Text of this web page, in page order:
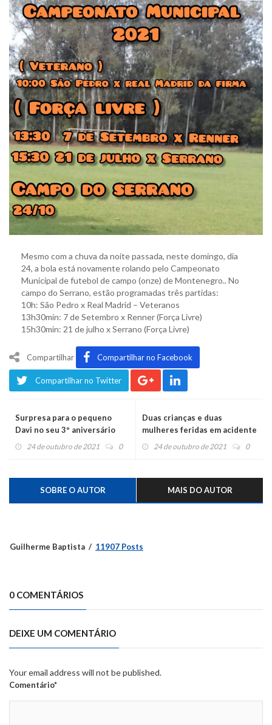
Mesmo com a chuva da noite passada, neste domingo, dia
24, a bola está novamente rolando pelo Campeonato
Municipal de futebol de campo (onze) de Montenegro.. No
campo do Serrano, estão programadas três partidas:
10h: São Pedro x Real Madrid – Veteranos
13h30min: 7 de Setembro x Renner (Força Livre)
15h30min: 21 de julho x Serrano (Força Livre)
Compartilhar Compartilhar no Facebook
Compartilhar no Twitter
Surpresa para o pequeno
Davi no seu 3º aniversário
24 de outubro de 2021 0
Duas crianças e duas
mulheres feridas em acidente
entre três carros na BR 470
24 de outubro de 2021 0
SOBRE O AUTOR MAIS DO AUTOR
Guilherme Baptista 11907 Posts
0 COMENTÁRIOS
DEIXE UM COMENTÁRIO
Your email address will not be published.
Comentário*